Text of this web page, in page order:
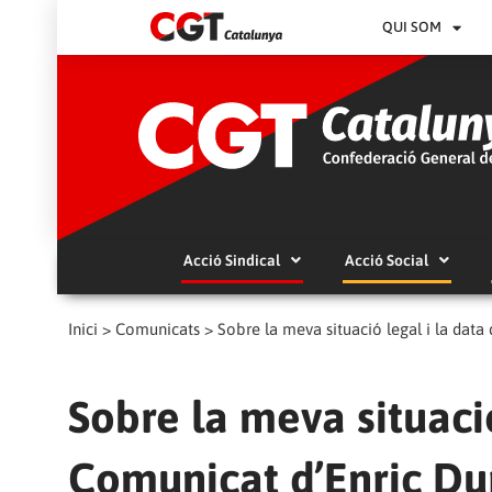
QUI SOM
Acció Sindical Acció Social
Inici > Comunicats > Sobre la meva situació legal i la data
Sobre la meva
Comunicat d’Enric